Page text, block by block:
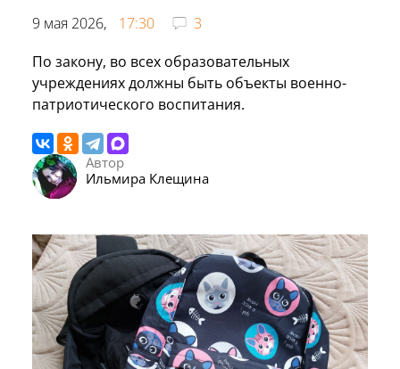
9 мая 2026, 17:30
3
По закону, во всех образовательных
учреждениях должны быть объекты военно-
патриотического воспитания.
Автор
Ильмира Клещина